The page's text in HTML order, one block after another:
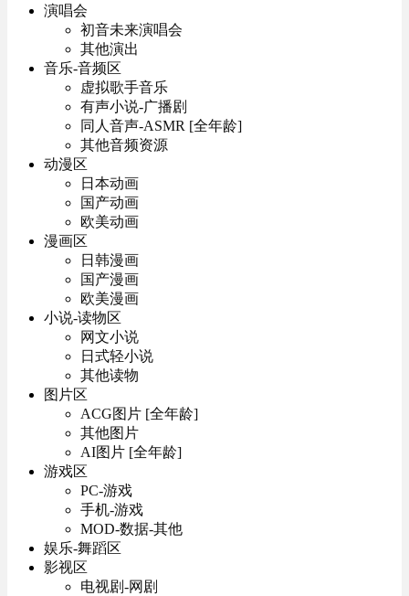
演唱会
初音未来演唱会
其他演出
音乐-音频区
虚拟歌手音乐
有声小说-广播剧
同人音声-ASMR [全年龄]
其他音频资源
动漫区
日本动画
国产动画
欧美动画
漫画区
日韩漫画
国产漫画
欧美漫画
小说-读物区
网文小说
日式轻小说
其他读物
图片区
ACG图片 [全年龄]
其他图片
AI图片 [全年龄]
游戏区
PC-游戏
手机-游戏
MOD-数据-其他
娱乐-舞蹈区
影视区
电视剧-网剧